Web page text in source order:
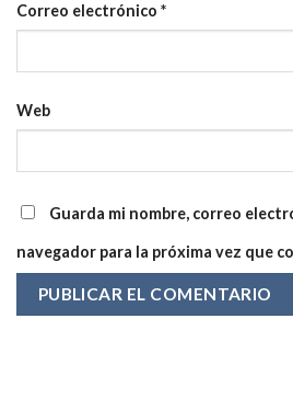
Correo electrónico *
Web
Guarda mi nombre, correo
navegador para la próxima vez que